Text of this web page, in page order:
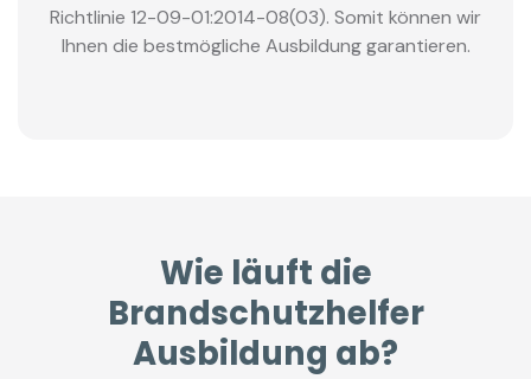
Richtlinie 12-09-01:2014-08(03). Somit können wir
Ihnen die bestmögliche Ausbildung garantieren.
Wie läuft die
Brandschutzhelfer
Ausbildung ab?